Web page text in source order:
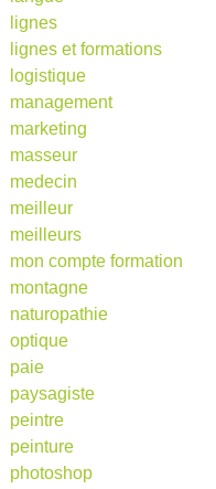
lignes
lignes et formations
logistique
management
marketing
masseur
medecin
meilleur
meilleurs
mon compte formation
montagne
naturopathie
optique
paie
paysagiste
peintre
peinture
photoshop